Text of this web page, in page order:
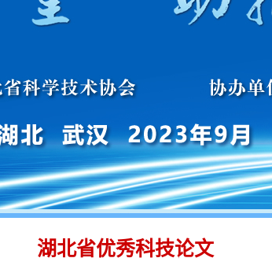
湖北省优秀科技论文